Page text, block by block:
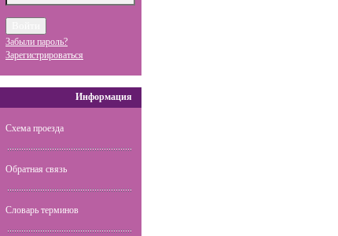
Забыли пароль?
Зарегистрироваться
Информация
Схема проезда
Обратная связь
Словарь терминов